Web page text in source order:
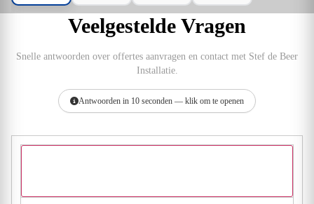
Veelgestelde Vragen
Snelle antwoorden over offertes aanvragen en contact met Stef de Beer
Installatie.
Antwoorden in 10 seconden — klik om te openen